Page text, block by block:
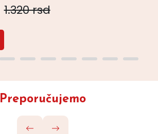
1.320 rsd
Preporučujemo